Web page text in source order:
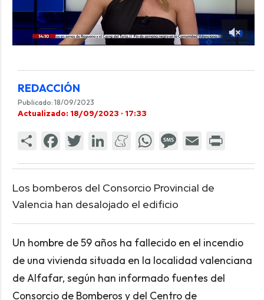
REDACCIÓN
Publicado: 18/09/2023
Actualizado: 18/09/2023 · 17:33
Los bomberos del Consorcio Provincial de
Valencia han desalojado el edificio
Un hombre de 59 años ha fallecido en el incendio
de una vivienda situada en la localidad valenciana
de Alfafar, según han informado fuentes del
Consorcio de Bomberos y del Centro de